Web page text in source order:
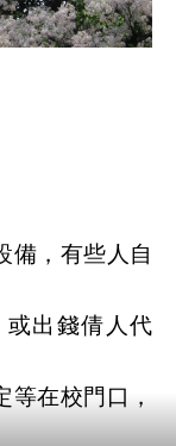
備，有些人自
出錢倩人代
在校門口，